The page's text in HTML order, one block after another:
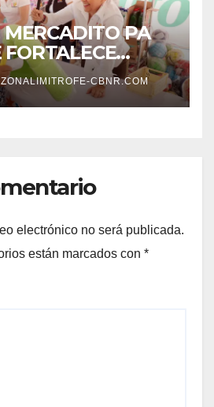
PA
MEDIO
LA ECONOMÍA
6 MIL 500
ZONALIMITROFE-CBNR.COM
electrónico no será publicada.
están marcados con *